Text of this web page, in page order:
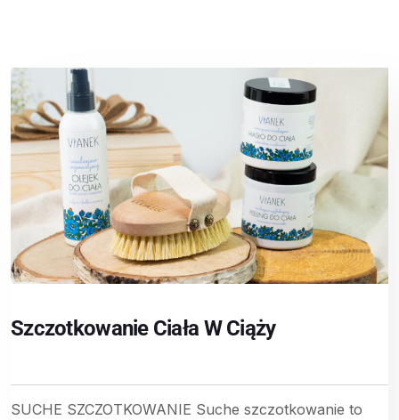
Szczotkowanie Ciała W Ciąży
SUCHE SZCZOTKOWANIE Suche szczotkowanie to